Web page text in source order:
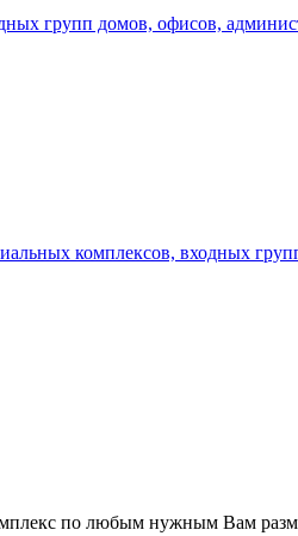
групп домов, офисов,
комплексов, входных
по любым нужным Вам